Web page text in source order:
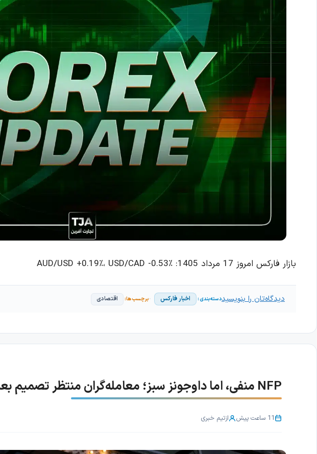
بازار فارکس امروز 17 مرداد 1405: AUD/USD +0.19٪، USD/CAD -0.53٪
اخبار فارکس اقتصادی دیدگاه‌تان را بنویسید
NFP منفی، اما داوجونز سبز؛ معامله‌گران منتظر تصمیم بعدی فدرال رزرو
11 ساعت پیش ازتیم خبری